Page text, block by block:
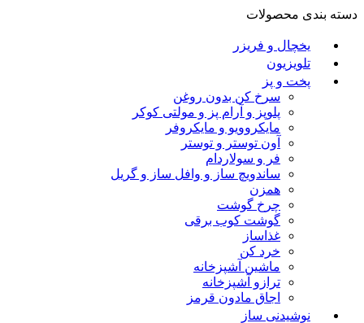
دسته بندی محصولات
یخچال و فریزر
تلویزیون
پخت و پز
سرخ کن بدون روغن
پلوپز و آرام پز و مولتی کوکر
مایکروویو و مایکروفر
آون توستر و توستر
فر و سولاردام
ساندویچ ساز و وافل ساز و گریل
همزن
چرخ گوشت
گوشت کوب برقی
غذاساز
خرد کن
ماشین آشپزخانه
ترازو آشپزخانه
اجاق مادون قرمز
نوشیدنی ساز